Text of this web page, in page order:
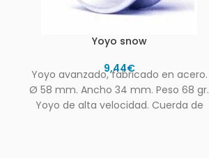
Yoyo snow
9,44€
Yoyo avanzado, fabricado en acero.
Ø 58 mm. Ancho 34 mm. Peso 68 gr.
Yoyo de alta velocidad. Cuerda de